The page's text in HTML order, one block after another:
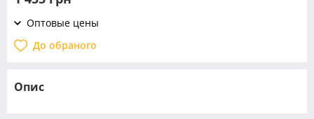
Оптовые цены
До обраного
Опис